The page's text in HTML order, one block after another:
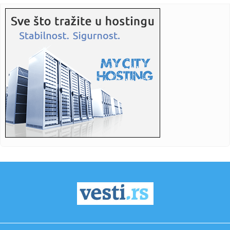
00:05: Roganović ne pomišlja na opuštanje: Uvek ima mesta za
napredak...
00:04:
00:01:Na današnji dan, 7. avgust
23:59:U predgrađu Damaska podignut autobus u vazduh, dve
osobe poginul...
23:55:ROMAŠČENKO POSLE POTOPA U HUMSKOJ: Jedna stvar
posebno ga je ra...
Trener Tobola: "Hteli smo da Partizan napada po krilu"